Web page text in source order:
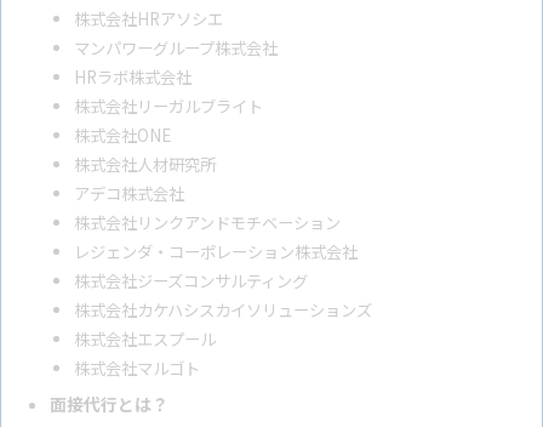
株式会社HRアソシエ
マンパワーグループ株式会社
HRラボ株式会社
株式会社リーガルブライト
株式会社ONE
株式会社人材研究所
アデコ株式会社
株式会社リンクアンドモチベーション
レジェンダ・コーポレーション株式会社
株式会社ジーズコンサルティング
株式会社カケハシスカイソリューションズ
株式会社エスプール
株式会社マルゴト
面接代行とは？